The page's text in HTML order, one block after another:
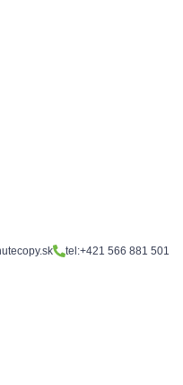
tel:+421 566 881 501